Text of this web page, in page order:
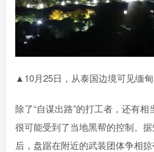
▲10月25日，从泰国边境可见缅
除了“自谋出路”的打工者，还有
很可能受到了当地黑帮的控制。
后，盘踞在附近的武装团体争相